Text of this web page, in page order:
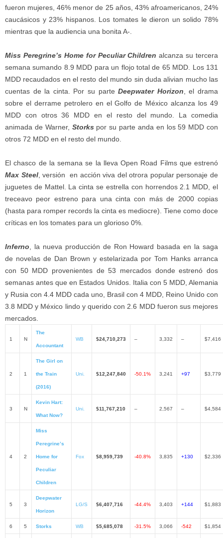
fueron mujeres, 46% menor de 25 años, 43% afroamericanos, 24%
caucásicos y 23% hispanos. Los tomates le dieron un solido 78%
mientras que la audiencia una bonita A-.
Miss Peregrine’s Home for Peculiar Children alcanza su tercera
semana sumando 8.9 MDD para un flojo total de 65 MDD. Los 131
MDD recaudados en el resto del mundo sin duda alivian mucho las
cuentas de la cinta. Por su parteDeepwater Horizon , el drama
sobre el derrame petrolero en el Golfo de México alcanza los 49
MDD con otros 36 MDD en el resto del mundo. La comedia
animada de Warner, Storkspor su parte anda en los 59 MDD con
otros 72 MDD en el resto del mundo.
El chasco de la semana se la lleva Open Road Films que estrenó
Max Steel, versión en acción viva del otrora popular personaje de
juguetes de Mattel. La cinta se estrella con horrendos 2.1 MDD, el
treceavo peor estreno para una cinta con más de 2000 copias
(hasta para romper records la cinta es mediocre). Tiene como doce
críticas en los tomates para un glorioso 0%.
Inferno , la nueva producción de Ron Howard basada en la saga
de novelas de Dan Brown y estelarizada por Tom Hanks arranca
con 50 MDD provenientes de 53 mercados donde estrenó dos
semanas antes que en Estados Unidos. Italia con 5 MDD, Alemania
y Rusia con 4.4 MDD cada uno, Brasil con 4 MDD, Reino Unido con
3.8 MDD y México lindo y querido con 2.6 MDD fueron sus mejores
mercados.
1 N
The
Accountant
WB $24,710,273 – 3,332 – $7,416
2 1
The Girl on
the Train
(2016)
Uni. $12,247,840 -50.1% 3,241 +97 $3,779
3 N
Kevin Hart:
What Now?
Uni. $11,767,210 – 2,567 – $4,584
4 2
Miss
Peregrine’s
Home for
Peculiar
Children
Fox $8,959,739 -40.8% 3,835 +130 $2,336
5 3
Deepwater
Horizon
LG/S $6,407,716 -44.4% 3,403 +144 $1,883
6 5 Storks WB $5,685,078 -31.5% 3,066 -542 $1,854